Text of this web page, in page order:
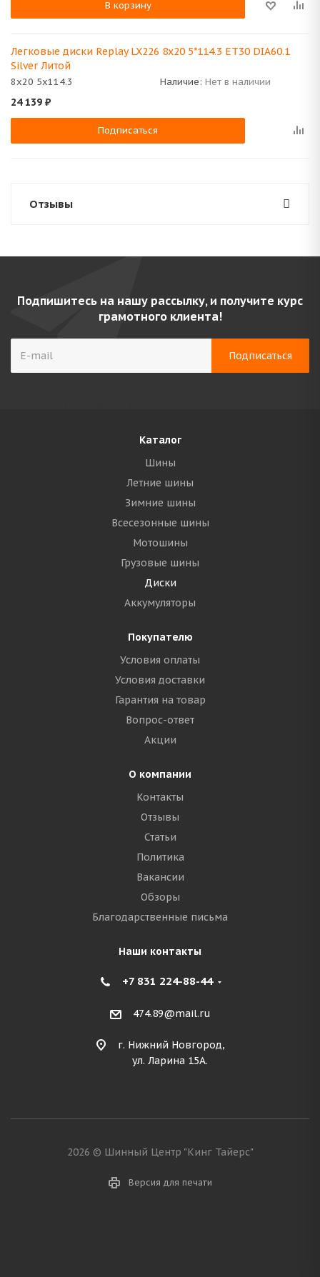
В корзину
Легковые диски Replay LX226 8x20 5*114.3 ET30 DIA60.1
Silver Литой
8x20 5x114.3 Наличие: Нет в наличии
24 139 ₽
Подписаться
Отзывы
Подпишитесь на нашу рассылку, и получите курс
грамотного клиента!
Каталог
Шины
Летние шины
Зимние шины
Всесезонные шины
Мотошины
Грузовые шины
Диски
Аккумуляторы
Покупателю
Условия оплаты
Условия доставки
Гарантия на товар
Вопрос-ответ
Акции
О компании
Контакты
Отзывы
Статьи
Политика
Вакансии
Обзоры
Благодарственные письма
Наши контакты
+7 831 224-88-44
474.89@mail.ru
г. Нижний Новгород,
ул. Ларина 15А.
2026 © Шинный Центр "Кинг Тайерс"
Версия для печати